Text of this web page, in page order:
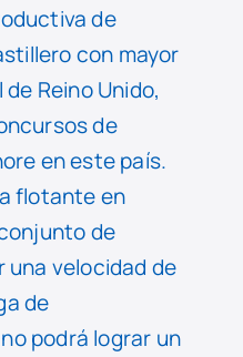
de
con mayor
Reino Unido,
de
en este país.
flotante en
de
una velocidad de
de
podrá lograr un